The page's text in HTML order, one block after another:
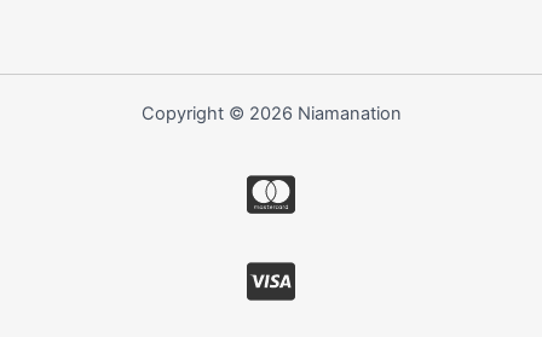
Copyright © 2026 Niamanation